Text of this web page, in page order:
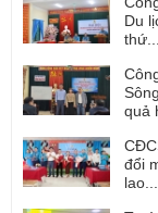
Du
thứ...
quả
đổi
lao...